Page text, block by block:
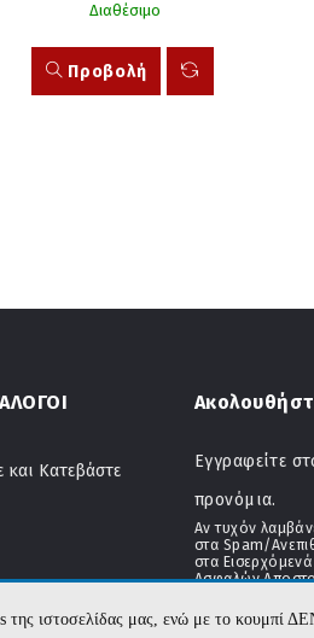
Διαθέσιμο
Προβολή
και Κατεβάστε
Εγγραφείτε
προνόμια.
Αν τυχόν
στα Spam/
στα
Ασφαλών
ιστοσελίδας μας, ενώ με το κουμπί